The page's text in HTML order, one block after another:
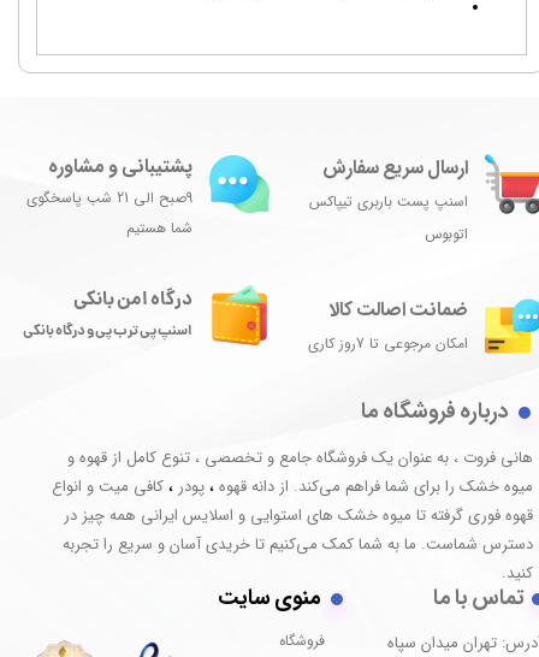
ارسال سریع سفارش
اسنپ پست باربری تیپاکس
اتوبوس
درگاه امن بانکی
اسنپ پی ترب پی و درگاه بانکی
پشتیبانی و مشاوره
9صبح الی 21 شب پاسخگوی
شما هستیم
ضمانت اصالت کالا
امکان مرجوعی تا 7روز کاری
درباره فروشگاه ما
هانی فروت ، به عنوان یک فروشگاه جامع و تخصصی ، تنوع کامل از قهوه و
میوه خشک را برای شما فراهم می‌کند. از دانه قهوه ، پودر ، کافی میت و انواع
قهوه فوری گرفته تا میوه خشک های استوایی و اسلایس ایرانی همه چیز در
دسترس شماست. ما به شما کمک می‌کنیم تا خریدی آسان و سریع را تجربه
کنید.
تماس با ما
تهران میدان سپاه
منوی سایت
فروشگاه